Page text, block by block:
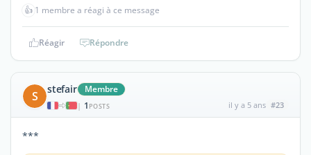
👍 1 membre a réagi à ce message
Réagir Répondre
S stefair Membre
| 1 POSTS il y a 5 ans #23
***